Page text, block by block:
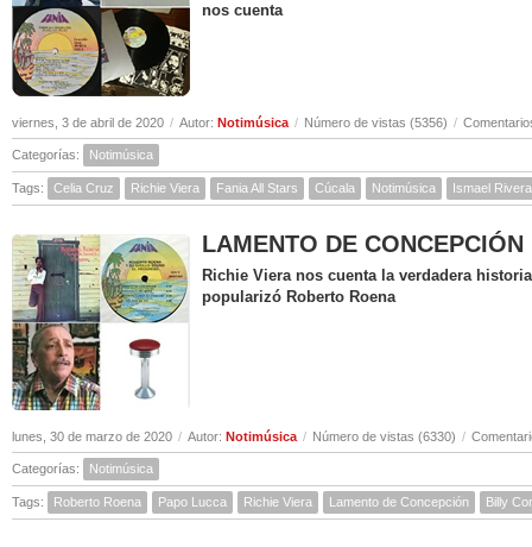
nos cuenta
viernes, 3 de abril de 2020 / Autor: Notimúsica / Número de vistas (5356) /
Categorías: Notimúsica
Tags: Celia Cruz Richie Viera Fania All Stars Cúcala Notimúsica Ismael Rivera
LAMENTO DE
Richie Viera nos cuenta la verdadera
popularizó Roberto Roena
lunes, 30 de marzo de 2020 / Autor: Notimúsica / Número de vistas (6330) /
Categorías: Notimúsica
Tags: Roberto Roena Papo Lucca Richie Viera Lamento de Concepción Billy